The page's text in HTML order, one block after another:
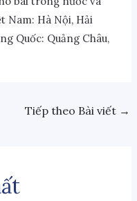
Nam: Hà Nội, Hải
Quốc: Quảng Châu,
Tiếp theo Bài viết →